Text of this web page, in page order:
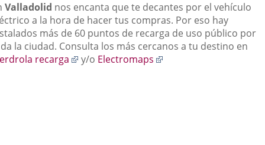
una
aplicación
externa.
Valladolid nos encanta que te decantes por el vehículo
a la hora de hacer tus compras. Por eso hay
más de 60 puntos de recarga de uso público por
la ciudad. Consulta los más cercanos a tu destino en
recarga
Enlace
y/o Electromaps